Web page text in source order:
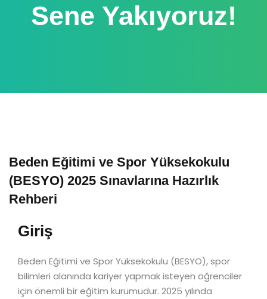
Sene Yakıyoruz!
Beden Eğitimi ve Spor Yüksekokulu
(BESYO) 2025 Sınavlarına Hazırlık
Rehberi
Giriş
Beden Eğitimi ve Spor Yüksekokulu (BESYO), spor
bilimleri alanında kariyer yapmak isteyen öğrenciler
için önemli bir eğitim kurumudur. 2025 yılında